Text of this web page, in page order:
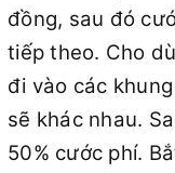
đồng, sau đó
tiếp theo. Cho
đi vào các
sẽ khác nhau.
50% cước phí.